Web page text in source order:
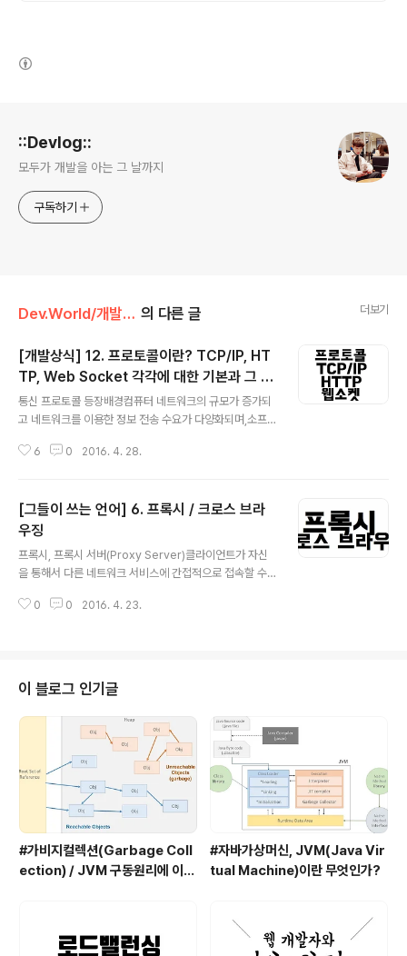
::Devlog::
모두가 개발을 아는 그 날까지
구독하기
Dev.World/개발상식&언어 의 다른 글 더보기
[개발상식] 12. 프로토콜이란? TCP/IP, HT
TP, Web Socket 각각에 대한 기본과 그 흐
름
통신 프로토콜 등장배경컴퓨터 네트워크의 규모가 증가되
고 네트워크를 이용한 정보 전송 수요가 다양화되며,소프
서,효율적인 정보 전달을 하기 위해서는 프로토콜의 기능
었다. 프로토콜이란,컴퓨터나 원거리 통신 장비 사이에서
메시지를 주고 받는 양식과 규칙의 체계이다.통신 프로토
콜은 신호 체계, 인증, 그리고 오류 감지 및 수정 기능을 포
함할 수 있다.프로토콜은 형식, 의미론, 그리고 통신의 동기
과정 등을 정의하지만 구현되는 방법과는 독립적이디. 구
성(OSI 참조 모델 기반)각 계층의 수직적 상하관계는 Top
6 0 2016. 4. 28.
[그들이 쓰는 언어] 6. 프록시 / 크로스 브라
우징
프록시, 프록시 서버(Proxy Server)클라이언트가 자신
을 통해서 다른 네트워크 서비스에 간접적으로 접속할 수
이언트 사이에서 중계기로서 대리로 통신을 수행하는 기능
장하여 웹 성능을 향상시키는데 도움을 준다. 프록시 서버
를 사용하는데 목적프록시 서버를 통해 웹 서핑을 하도록
만들게 되면프록시 서버에는 자주 가는 웹사이트에 대한
캐시들이 쌓여 있어 좀 더 빠르게 인터넷이 가능하게 되는
이점이 생긴다.또 익명성을 이용하여 웹사이트에 접속할
수 있고 막혀있는 웹 사이트를 우회하여 접속..
0 0 2016. 4. 23.
이 블로그 인기글
#가비지컬렉션(Garbage Coll
ection) / JVM 구동원리에 이어
#자바가상머신, JVM(Java Vir
tual Machine)이란 무엇인가?